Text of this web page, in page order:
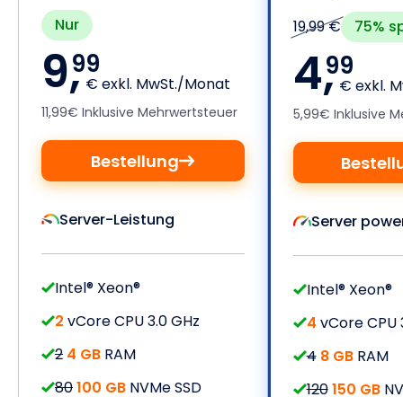
Nur
9,99
€ exkl. MwSt./Monat
11,99€ Inklusive Mehrwertsteuer
Bestellung
Server-Leistung
Intel® Xeon®
2 vCore CPU 3.0 GHz
2 4 GB RAM
80100 GB NVMe SSD
19,99 € 75%
4,99
€ exkl.
5,99€ Inklusive
Server
Intel® Xeon®
4 vCore CPU
4 8 GBRAM
120150 GB